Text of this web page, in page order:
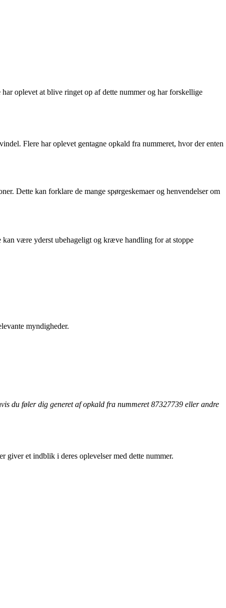
oplevet at blive ringet op af dette nummer og har forskellige
Flere har oplevet gentagne opkald fra nummeret, hvor der enten
Dette kan forklare de mange spørgeskemaer og henvendelser om
kan være yderst ubehageligt og kræve handling for at stoppe
myndigheder.
du føler dig generet af opkald fra nummeret 87327739 eller andre
giver et indblik i deres oplevelser med dette nummer.